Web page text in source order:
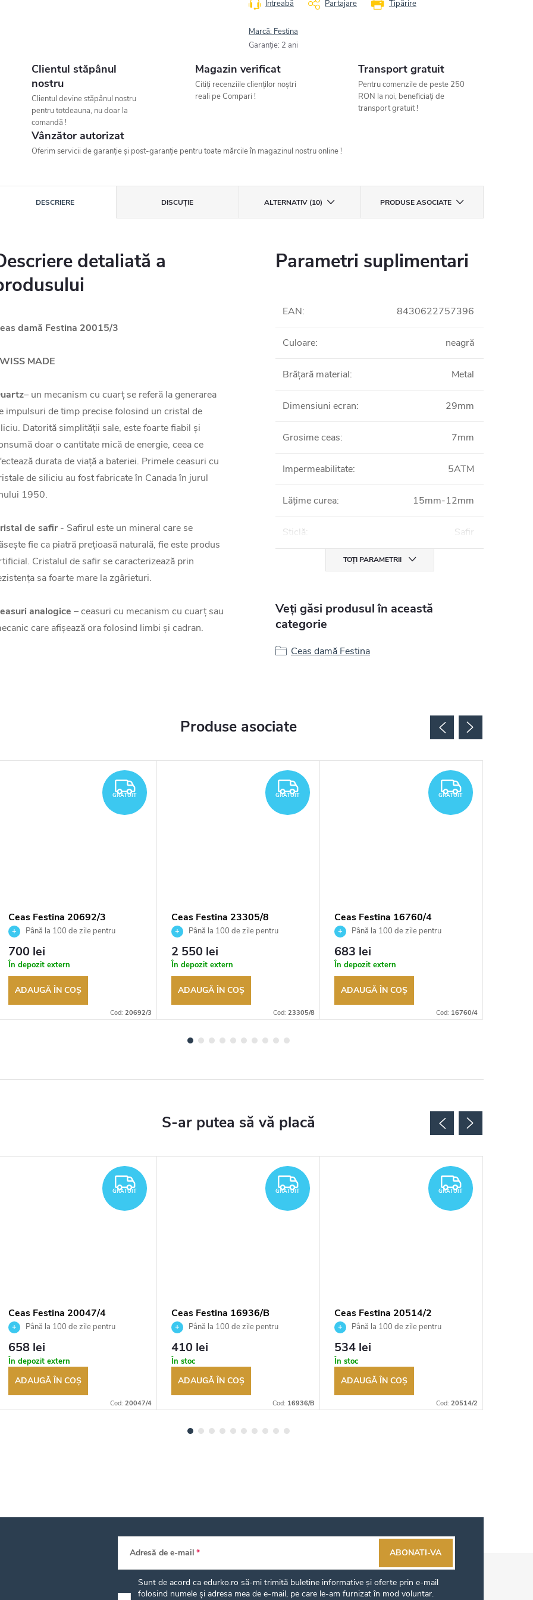
Tipărire
Întreabă Partajare
Marcă: Festina
Garanţie: 2 ani
Clientul stăpânul
nostru
Clientul devine stăpânul nostru
pentru totdeauna, nu doar la
comandă !
Magazin verificat
Citiți recenziile clienților noștri
reali pe Compari !
Transport gratuit
Pentru comenzile de peste 250
RON la noi, beneficiați de
transport gratuit !
Vânzător autorizat
Oferim servicii de garanție și post-garanție pentru toate mărcile în magazinul nostru online !
DESCRIERE DISCUŢIE ALTERNATIV (10) PRODUSE ASOCIATE
detaliată a
damă Festina 20015/3
MADE
– un mecanism cu cuarț se referă la generarea
impulsuri de timp precise folosind un cristal de
Datorită simplității sale, este foarte fiabil și
doar o cantitate mică de energie, ceea ce
durata de viață a bateriei. Primele ceasuri cu
de siliciu au fost fabricate în Canada în jurul
1950.
de safir - Safirul este un mineral care se
fie ca piatră prețioasă naturală, fie este produs
Cristalul de safir se caracterizează prin
sa foarte mare la zgârieturi.
analogice – ceasuri cu mecanism cu cuarț sau
care afișează ora folosind limbi și cadran.
Parametri suplimentari
EAN: 8430622757396
Culoare: neagră
Brățară material: Metal
Dimensiuni ecran: 29mm
Grosime ceas: 7mm
Impermeabilitate: 5ATM
Lățime curea: 15mm-12mm
Sticlă: Safir
TOȚI PARAMETRII
Veți găsi produsul în această
categorie
Ceas damă Festina
Produse asociate
GRATUIT
GRATUIT
Ceas Festina 20692/3
Până la 100 de zile pentru
returnarea bunurilor. Vânzător
autorizat
700 lei
În depozit extern
ADAUGĂ ÎN COŞ
Cod: 20692/3
GRATUIT
GRATUIT
Ceas Festina 23305/8
Până la 100 de zile pentru
returnarea bunurilor. Vânzător
autorizat
2 550 lei
În depozit extern
ADAUGĂ ÎN COŞ
Cod: 23305/8
GRATUIT
GRATUIT
Ceas Festina 16760/4
Până la 100 de zile pentru
returnarea bunurilor. Vânzător
autorizat
683 lei
În depozit extern
ADAUGĂ ÎN COŞ
Cod: 16760/4
GRATUIT
GRATUIT
Ceas Festina 20047/4
Până la 100 de zile pentru
returnarea bunurilor. Vânzător
autorizat
658 lei
În depozit extern
ADAUGĂ ÎN COŞ
Cod: 20047/4
GRATUIT
GRATUIT
Ceas Festina 16936/B
Până la 100 de zile pentru
returnarea bunurilor. Vânzător
autorizat
410 lei
În stoc
ADAUGĂ ÎN COŞ
Cod: 16936/B
GRATUIT
GRATUIT
Ceas Festina 20514/2
Până la 100 de zile pentru
returnarea bunurilor. Vânzător
autorizat
534 lei
În stoc
ADAUGĂ ÎN COŞ
Cod: 20514/2
Adresă de e-mail
Sunt de acord ca edurko.ro să-mi trimită buletine informative și oferte prin e-mail
folosind numele și adresa mea de e-mail, pe care le-am furnizat în mod voluntar.
ABONATI-VA